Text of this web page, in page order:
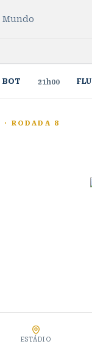
Mundo
BOT 21h00 FLU
· RODADA 8
ESTÁDIO